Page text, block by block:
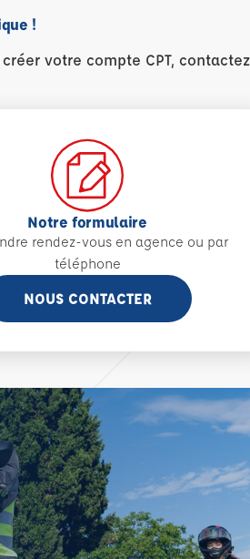
!
votre compte CPT,
Notre formulaire
rendez-vous en agence ou par
téléphone
NOUS CONTACTER